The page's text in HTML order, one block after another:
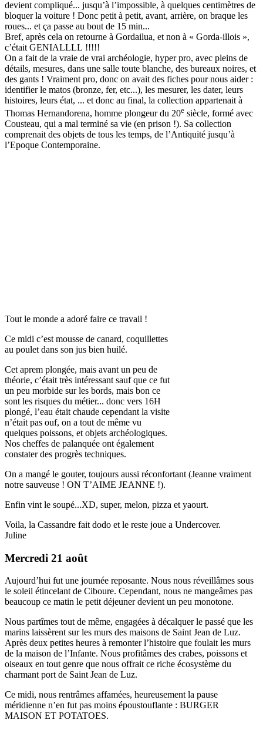
devient compliqué... jusqu’à l’impossible, à quelques centimètres de
bloquer la voiture ! Donc petit à petit, avant, arrière, on braque les
roues... et ça passe au bout de 15 min...
Bref, après cela on retourne à Gordailua, et non à « Gorda-illois »,
c’était GENIALLLL !!!!!
On a fait de la vraie de vrai archéologie, hyper pro, avec pleins de
détails, mesures, dans une salle toute blanche, des bureaux noires, et
des gants ! Vraiment pro, donc on avait des fiches pour nous aider :
identifier le matos (bronze, fer, etc...), les mesurer, les dater, leurs
histoires, leurs état, ... et donc au final, la collection appartenait à
Thomas Hernandorena, homme plongeur du 20e siècle, formé avec
Cousteau, qui a mal terminé sa vie (en prison !). Sa collection
comprenait des objets de tous les temps, de l’Antiquité jusqu’à
l’Epoque Contemporaine.
Tout le monde a adoré faire ce travail !
Ce midi c’est mousse de canard, coquillettes
au poulet dans son jus bien huilé.
Cet aprem plongée, mais avant un peu de
théorie, c’était très intéressant sauf que ce fut
un peu morbide sur les bords, mais bon ce
sont les risques du métier... donc vers 16H
plongé, l’eau était chaude cependant la visite
n’était pas ouf, on a tout de même vu
quelques poissons, et objets archéologiques.
Nos cheffes de palanquée ont également
constater des progrès techniques.
On a mangé le gouter, toujours aussi réconfortant (Jeanne vraiment
notre sauveuse ! ON T’AIME JEANNE !).
Enfin vint le soupé...XD, super, melon, pizza et yaourt.
Voila, la Cassandre fait dodo et le reste joue a Undercover.
Juline
Mercredi 21 août
Aujourd’hui fut une journée reposante. Nous nous réveillâmes sous
le soleil étincelant de Ciboure. Cependant, nous ne mangeâmes pas
beaucoup ce matin le petit déjeuner devient un peu monotone.
Nous partîmes tout de même, engagées à décalquer le passé que les
marins laissèrent sur les murs des maisons de Saint Jean de Luz.
Après deux petites heures à remonter l’histoire que foulait les murs
de la maison de l’Infante. Nous profitâmes des crabes, poissons et
oiseaux en tout genre que nous offrait ce riche écosystème du
charmant port de Saint Jean de Luz.
Ce midi, nous rentrâmes affamées, heureusement la pause
méridienne n’en fut pas moins époustouflante : BURGER
MAISON ET POTATOES.